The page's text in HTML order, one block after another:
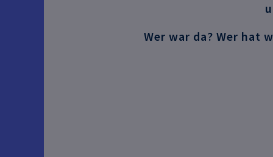
Wer war da? Wer hat